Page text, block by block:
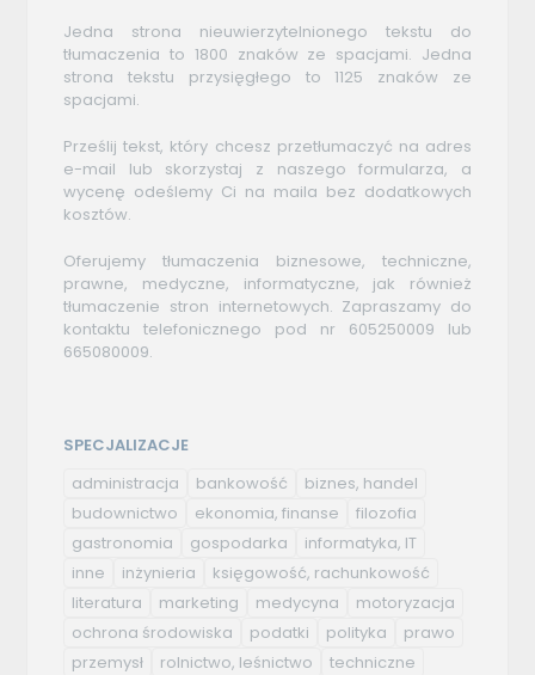
Jedna strona nieuwierzytelnionego tekstu do
tłumaczenia to 1800 znaków ze spacjami. Jedna
strona tekstu przysięgłego to 1125 znaków ze
spacjami.
Prześlij tekst, który chcesz przetłumaczyć na adres
e-mail lub skorzystaj z naszego formularza, a
wycenę odeślemy Ci na maila bez dodatkowych
kosztów.
Oferujemy tłumaczenia biznesowe, techniczne,
prawne, medyczne, informatyczne, jak również
tłumaczenie stron internetowych. Zapraszamy do
kontaktu telefonicznego pod nr 605250009 lub
665080009.
SPECJALIZACJE
administracja
bankowość
biznes, handel
budownictwo
ekonomia, finanse
filozofia
gastronomia
gospodarka
informatyka, IT
inne
inżynieria
księgowość, rachunkowość
literatura
marketing medycyna
motoryzacja
ochrona środowiska
podatki polityka
prawo
przemysł
rolnictwo, leśnictwo
techniczne